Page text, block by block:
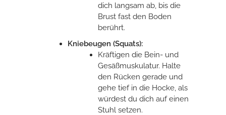
dich langsam ab, bis die
Brust fast den Boden
berührt.
Kniebeugen (Squats):
Kräftigen die Bein- und
Gesäßmuskulatur. Halte
den Rücken gerade und
gehe tief in die Hocke, als
würdest du dich auf einen
Stuhl setzen.